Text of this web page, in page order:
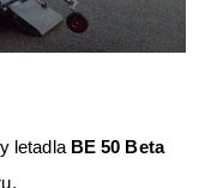
letadla BE 50 Beta
app